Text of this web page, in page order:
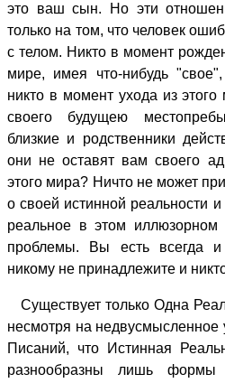
это ваш сын. Но эти
только на том, что человек
с телом. Никто в момент
мире, имея что-нибудь
никто в момент ухода из
своего будущею
близкие и родственники
они не оставят вам своего
этого мира? Ничто не может
о своей истинной реальности
реальное в этом
проблемы. Вы есть всегда
никому не принадлежите и
Существует только Одна
несмотря на
Писаний, что Истинная
разнообразны лишь